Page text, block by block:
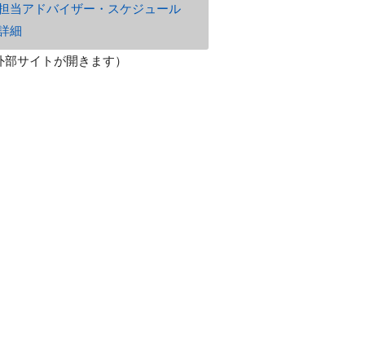
当アドバイザー・スケジュール
細
部サイトが開きます）